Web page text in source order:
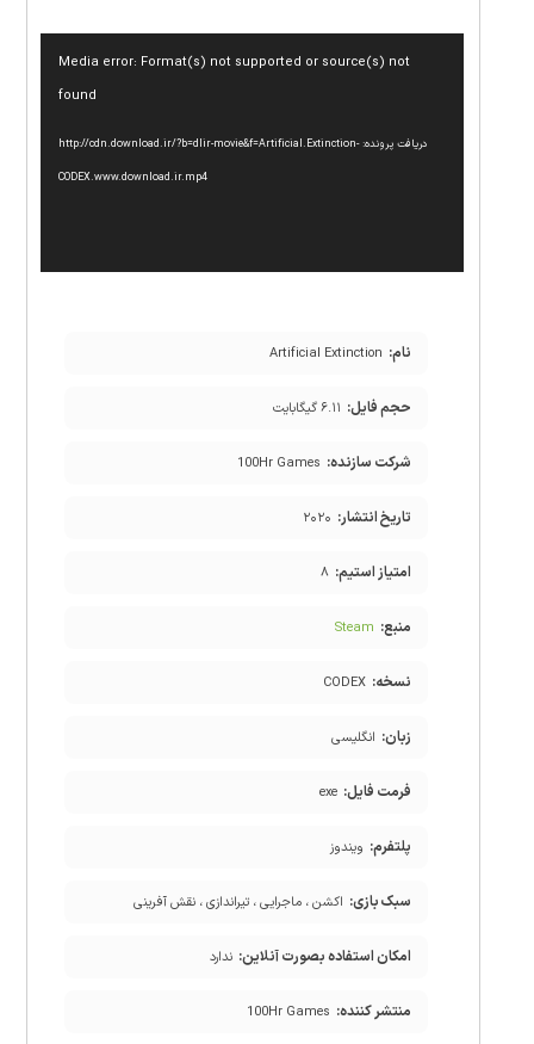
Media error: Format(s) not supported or source(s) not
found
دریافت پرونده: http://cdn.download.ir/?b=dlir-movie&f=Artificial.Extinction-
CODEX.www.download.ir.mp4
نام: Artificial Extinction
حجم فایل: ۶.۱۱ گیگابایت
شرکت سازنده: 100Hr Games
تاریخ انتشار: ۲۰۲۰
امتیاز استیم: ۸
منبع: Steam
نسخه: CODEX
زبان: انگلیسی
فرمت فایل: exe
پلتفرم: ویندوز
سبک بازی: اکشن ، ماجرایی ، تیراندازی ، نقش آفرینی
امکان استفاده بصورت آنلاین: ندارد
منتشر کننده: 100Hr Games